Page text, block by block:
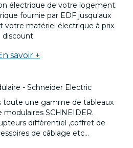
électrique de votre logement.
fournie par EDF jusqu'aux
votre matériel électrique à prix
discount.
savoir +
- Schneider Electric
toute une gamme de tableaux
modulaires SCHNEIDER.
différentiel ,coffret de
de câblage etc...